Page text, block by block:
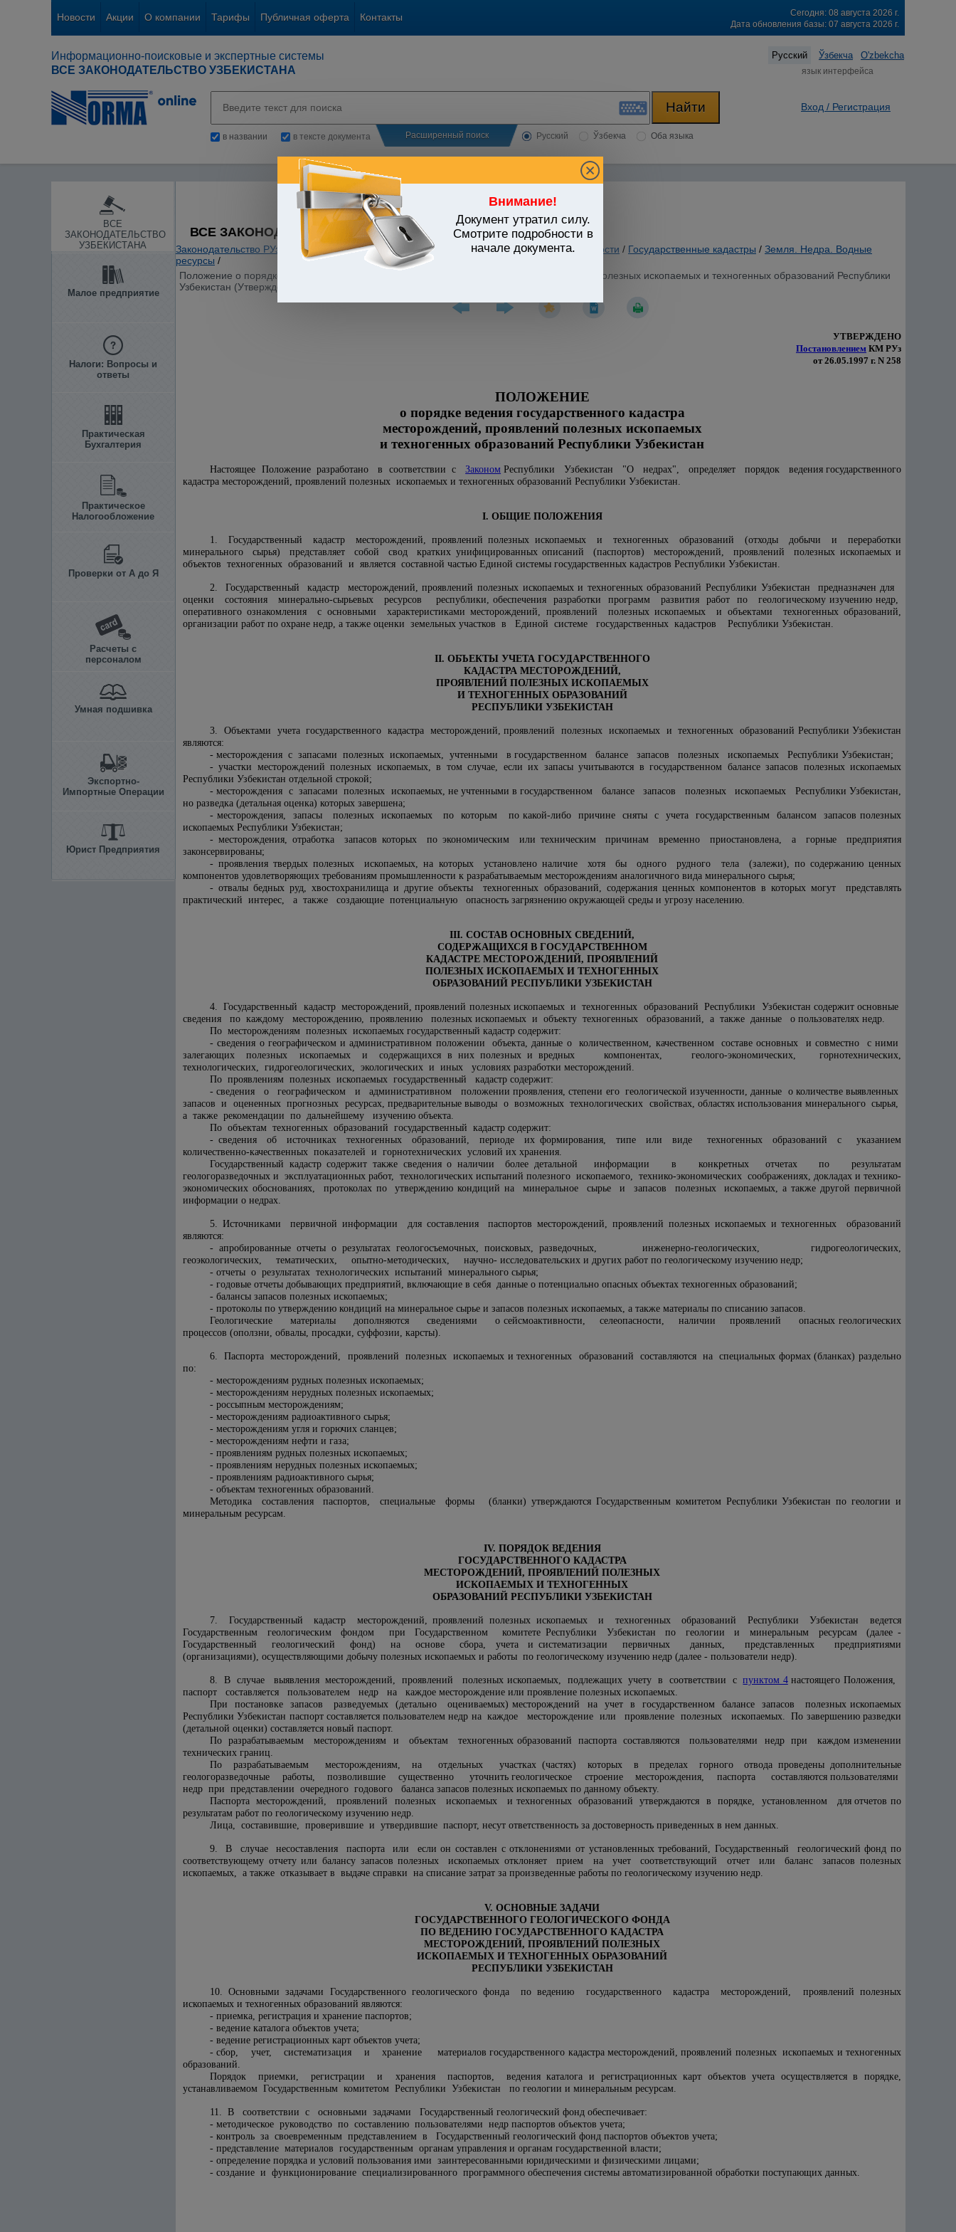
Новости Акции О компании Тарифы Публичная оферта Контакты
Сегодня: 08 августа 2026 г.
Дата обновления базы: 07 августа 2026 г.
Информационно-поисковые и экспертные системы
ВСЕ ЗАКОНОДАТЕЛЬСТВО УЗБЕКИСТАНА
Русский Ўзбекча O'zbekcha
язык интерфейса
в названии в тексте документа Расширенный поиск Русский Ўзбекча Оба языка
Вход / Регистрация
ВСЕ
ЗАКОНОДАТЕЛЬСТВО
УЗБЕКИСТАНА
Малое предприятие
Налоги: Вопросы и
ответы
Практическая
Бухгалтерия
Практическое
Налогообложение
Проверки от А до Я
Расчеты с
персоналом
Умная подшивка
Экспортно-
Импортные Операции
Юрист Предприятия
Внимание!
Документ утратил силу.
Смотрите подробности в
начале документа.
ВСЕ ЗАКОНОДАТЕЛЬСТВО УЗБЕКИСТАНА
Законодательство РУз Общие вопросы хозяйственной и предпринимательской деятельности / Государственные кадастры / Земля. Недра. Водные
ресурсы /
Положение о порядке ведения государственного кадастра месторождений, проявлений полезных ископаемых и техногенных образований Республики
Узбекистан (Утверждено Постановлением КМ РУз от 26.05.1997 г. N 258)
УТВЕРЖДЕНО
Постановлением КМ РУз
от 26.05.1997 г. N 258
ПОЛОЖЕНИЕ
о порядке ведения государственного кадастра
месторождений, проявлений полезных ископаемых
и техногенных образований Республики Узбекистан
Настоящее Положение разработано в соответствии сЗаконом Республики Узбекистан "О недрах", определяет порядок ведения государственного
кадастра месторождений, проявлений полезных ископаемых и техногенных образований Республики Узбекистан.
I. ОБЩИЕ ПОЛОЖЕНИЯ
1. Государственный кадастр месторождений, проявлений полезных ископаемых и техногенных образований (отходы добычи и переработки
минерального сырья) представляет собой свод кратких унифицированных описаний (паспортов) месторождений, проявлений полезных ископаемых и
объектов техногенных образований и является составной частью Единой системы государственных кадастров Республики Узбекистан.
2. Государственный кадастр месторождений, проявлений полезных ископаемых и техногенных образований Республики Узбекистан предназначен для
оценки состояния минерально-сырьевых ресурсов республики, обеспечения разработки программ развития работ по геологическому изучению недр,
оперативного ознакомления с основными характеристиками месторождений, проявлений полезных ископаемых и объектами техногенных образований,
организации работ по охране недр, а также оценки земельных участков в Единой системе государственных кадастров Республики Узбекистан.
II. ОБЪЕКТЫ УЧЕТА ГОСУДАРСТВЕННОГО
КАДАСТРА МЕСТОРОЖДЕНИЙ,
ПРОЯВЛЕНИЙ ПОЛЕЗНЫХ ИСКОПАЕМЫХ
И ТЕХНОГЕННЫХ ОБРАЗОВАНИЙ
РЕСПУБЛИКИ УЗБЕКИСТАН
3. Объектами учета государственного кадастра месторождений, проявлений полезных ископаемых и техногенных образований Республики Узбекистан
являются:
- месторождения с запасами полезных ископаемых, учтенными в государственном балансе запасов полезных ископаемых Республики Узбекистан;
- участки месторождений полезных ископаемых, в том случае, если их запасы учитываются в государственном балансе запасов полезных ископаемых
Республики Узбекистан отдельной строкой;
- месторождения с запасами полезных ископаемых, не учтенными в государственном балансе запасов полезных ископаемых Республики Узбекистан,
но разведка (детальная оценка) которых завершена;
- месторождения, запасы полезных ископаемых по которым по какой-либо причине сняты с учета государственным балансом запасов полезных
ископаемых Республики Узбекистан;
- месторождения, отработка запасов которых по экономическим или техническим причинам временно приостановлена, а горные предприятия
законсервированы;
- проявления твердых полезных ископаемых, на которых установлено наличие хотя бы одного рудного тела (залежи), по содержанию ценных
компонентов удовлетворяющих требованиям промышленности к разрабатываемым месторождениям аналогичного вида минерального сырья;
- отвалы бедных руд, хвостохранилища и другие объекты техногенных образований, содержания ценных компонентов в которых могут представлять
практический интерес, а также создающие потенциальную опасность загрязнению окружающей среды и угрозу населению.
III. СОСТАВ ОСНОВНЫХ СВЕДЕНИЙ,
СОДЕРЖАЩИХСЯ В ГОСУДАРСТВЕННОМ
КАДАСТРЕ МЕСТОРОЖДЕНИЙ, ПРОЯВЛЕНИЙ
ПОЛЕЗНЫХ ИСКОПАЕМЫХ И ТЕХНОГЕННЫХ
ОБРАЗОВАНИЙ РЕСПУБЛИКИ УЗБЕКИСТАН
4. Государственный кадастр месторождений, проявлений полезных ископаемых и техногенных образований Республики Узбекистан содержит основные
сведения по каждому месторождению, проявлению полезных ископаемых и объекту техногенных образований, а также данные о пользователях недр.
По месторождениям полезных ископаемых государственный кадастр содержит:
- сведения о географическом и административном положении объекта, данные о количественном, качественном составе основных и совместно с ними
залегающих полезных ископаемых и содержащихся в них полезных и вредных компонентах, геолого-экономических, горнотехнических,
технологических, гидрогеологических, экологических и иных условиях разработки месторождений.
По проявлениям полезных ископаемых государственный кадастр содержит:
- сведения о географическом и административном положении проявления, степени его геологической изученности, данные о количестве выявленных
запасов и оцененных прогнозных ресурсах, предварительные выводы о возможных технологических свойствах, областях использования минерального сырья,
а также рекомендации по дальнейшему изучению объекта.
По объектам техногенных образований государственный кадастр содержит:
- сведения об источниках техногенных образований, периоде их формирования, типе или виде техногенных образований с указанием
количественно-качественных показателей и горнотехнических условий их хранения.
Государственный кадастр содержит также сведения о наличии более детальной информации в конкретных отчетах по результатам
геологоразведочных и эксплуатационных работ, технологических испытаний полезного ископаемого, технико-экономических соображениях, докладах и технико-
экономических обоснованиях, протоколах по утверждению кондиций на минеральное сырье и запасов полезных ископаемых, а также другой первичной
информации о недрах.
5. Источниками первичной информации для составления паспортов месторождений, проявлений полезных ископаемых и техногенных образований
являются:
- апробированные отчеты о результатах геологосъемочных, поисковых, разведочных, инженерно-геологических, гидрогеологических,
геоэкологических, тематических, опытно-методических, научно- исследовательских и других работ по геологическому изучению недр;
- отчеты о результатах технологических испытаний минерального сырья;
- годовые отчеты добывающих предприятий, включающие в себя данные о потенциально опасных объектах техногенных образований;
- балансы запасов полезных ископаемых;
- протоколы по утверждению кондиций на минеральное сырье и запасов полезных ископаемых, а также материалы по списанию запасов.
Геологические материалы дополняются сведениями о сейсмоактивности, селеопасности, наличии проявлений опасных геологических
процессов (оползни, обвалы, просадки, суффозии, карсты).
6. Паспорта месторождений, проявлений полезных ископаемых и техногенных образований составляются на специальных формах (бланках) раздельно
по:
- месторождениям рудных полезных ископаемых;
- месторождениям нерудных полезных ископаемых;
- россыпным месторождениям;
- месторождениям радиоактивного сырья;
- месторождениям угля и горючих сланцев;
- месторождениям нефти и газа;
- проявлениям рудных полезных ископаемых;
- проявлениям нерудных полезных ископаемых;
- проявлениям радиоактивного сырья;
- объектам техногенных образований.
Методика составления паспортов, специальные формы (бланки) утверждаются Государственным комитетом Республики Узбекистан по геологии и
минеральным ресурсам.
IV. ПОРЯДОК ВЕДЕНИЯ
ГОСУДАРСТВЕННОГО КАДАСТРА
МЕСТОРОЖДЕНИЙ, ПРОЯВЛЕНИЙ ПОЛЕЗНЫХ
ИСКОПАЕМЫХ И ТЕХНОГЕННЫХ
ОБРАЗОВАНИЙ РЕСПУБЛИКИ УЗБЕКИСТАН
7. Государственный кадастр месторождений, проявлений полезных ископаемых и техногенных образований Республики Узбекистан ведется
Государственным геологическим фондом при Государственном комитете Республики Узбекистан по геологии и минеральным ресурсам (далее -
Государственный геологический фонд) на основе сбора, учета и систематизации первичных данных, представленных предприятиями
(организациями), осуществляющими добычу полезных ископаемых и работы по геологическому изучению недр (далее - пользователи недр).
8. В случае выявления месторождений, проявлений полезных ископаемых, подлежащих учету в соответствии спунктом 4настоящего Положения,
паспорт составляется пользователем недр на каждое месторождение или проявление полезных ископаемых.
При постановке запасов разведуемых (детально оцениваемых) месторождений на учет в государственном балансе запасов полезных ископаемых
Республики Узбекистан паспорт составляется пользователем недр на каждое месторождение или проявление полезных ископаемых. По завершению разведки
(детальной оценки) составляется новый паспорт.
По разрабатываемым месторождениям и объектам техногенных образований паспорта составляются пользователями недр при каждом изменении
технических границ.
По разрабатываемым месторождениям, на отдельных участках (частях) которых в пределах горного отвода проведены дополнительные
геологоразведочные работы, позволившие существенно уточнить геологическое строение месторождения, паспорта составляются пользователями
недр при представлении очередного годового баланса запасов полезных ископаемых по данному объекту.
Паспорта месторождений, проявлений полезных ископаемых и техногенных образований утверждаются в порядке, установленном для отчетов по
результатам работ по геологическому изучению недр.
Лица, составившие, проверившие и утвердившие паспорт, несут ответственность за достоверность приведенных в нем данных.
9. В случае несоставления паспорта или если он составлен с отклонениями от установленных требований, Государственный геологический фонд по
соответствующему отчету или балансу запасов полезных ископаемых отклоняет прием на учет соответствующий отчет или баланс запасов полезных
ископаемых, а также отказывает в выдаче справки на списание затрат за произведенные работы по геологическому изучению недр.
V. ОСНОВНЫЕ ЗАДАЧИ
ГОСУДАРСТВЕННОГО ГЕОЛОГИЧЕСКОГО ФОНДА
ПО ВЕДЕНИЮ ГОСУДАРСТВЕННОГО КАДАСТРА
МЕСТОРОЖДЕНИЙ, ПРОЯВЛЕНИЙ ПОЛЕЗНЫХ
ИСКОПАЕМЫХ И ТЕХНОГЕННЫХ ОБРАЗОВАНИЙ
РЕСПУБЛИКИ УЗБЕКИСТАН
10. Основными задачами Государственного геологического фонда по ведению государственного кадастра месторождений, проявлений полезных
ископаемых и техногенных образований являются:
- приемка, регистрация и хранение паспортов;
- ведение каталога объектов учета;
- ведение регистрационных карт объектов учета;
- сбор, учет, систематизация и хранение материалов государственного кадастра месторождений, проявлений полезных ископаемых и техногенных
образований.
Порядок приемки, регистрации и хранения паспортов, ведения каталога и регистрационных карт объектов учета осуществляется в порядке,
устанавливаемом Государственным комитетом Республики Узбекистан по геологии и минеральным ресурсам.
11. В соответствии с основными задачами Государственный геологический фонд обеспечивает:
- методическое руководство по составлению пользователями недр паспортов объектов учета;
- контроль за своевременным представлением в Государственный геологический фонд паспортов объектов учета;
- представление материалов государственным органам управления и органам государственной власти;
- определение порядка и условий пользования ими заинтересованными юридическими и физическими лицами;
- создание и функционирование специализированного программного обеспечения системы автоматизированной обработки поступающих данных.